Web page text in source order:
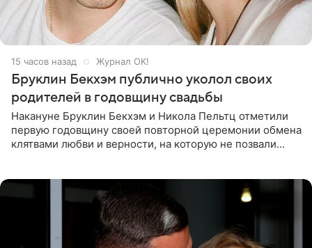
15 часов назад Журнал OK!
Бруклин Бекхэм публично уколол своих
родителей в годовщину свадьбы
Накануне Бруклин Бекхэм и Никола Пельтц отметили
первую годовщину своей повторной церемонии обмена
клятвами любви и верности, на которую не позвали